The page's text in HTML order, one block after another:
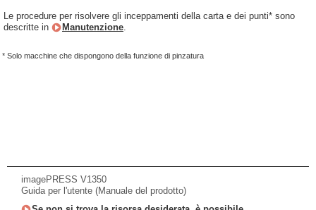
Le procedure per risolvere gli inceppamenti della carta e dei punti* sono
descritte in
Manutenzione.
* Solo macchine che dispongono della funzione di pinzatura
imagePRESS V1350
Guida per l'utente (Manuale del prodotto)